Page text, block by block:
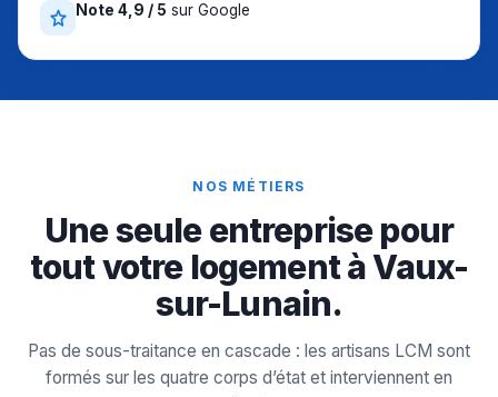
Note 4,9 / 5 sur Google
NOS MÉTIERS
Une seule entreprise pour
tout votre logement à Vaux-
sur-Lunain.
Pas de sous-traitance en cascade : les artisans LCM sont
formés sur les quatre corps d’état et interviennent en